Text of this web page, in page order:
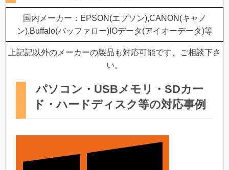
国内メーカー：EPSON(エプソン),CANON(キャノ
ン),Buffalo(バッファロー)IOデータ(アイオーデータ)等
上記記以外のメーカーの製品も対応可能です、ご相談下さ
い。
パソコン・USBメモリ・SDカー
ド・ハードディスク等の対応事例